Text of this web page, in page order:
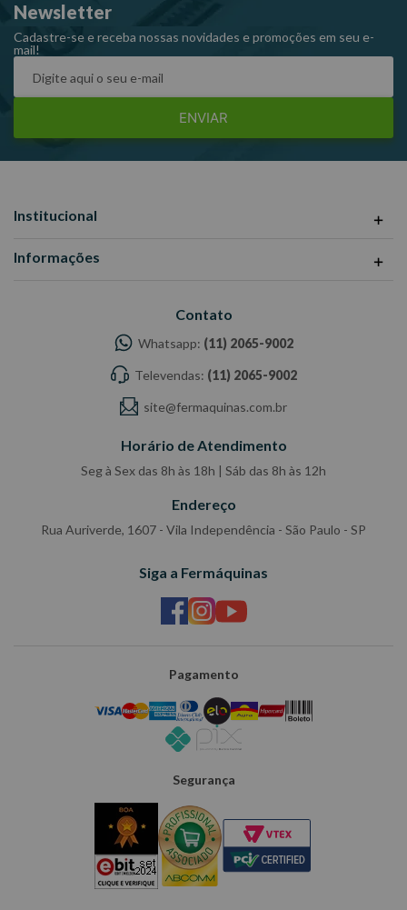
Newsletter
Cadastre-se e receba nossas novidades e promoções em seu e-
mail!
ENVIAR
Institucional
Informações
Contato
Whatsapp: (11) 2065-9002
Televendas: (11) 2065-9002
site@fermaquinas.com.br
Horário de Atendimento
Seg à Sex das 8h às 18h | Sáb das 8h às 12h
Endereço
Rua Auriverde, 1607 - Vila Independência - São Paulo - SP
Siga a Fermáquinas
Pagamento
Segurança